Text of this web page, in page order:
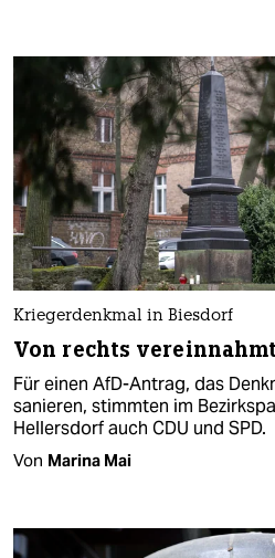
Kriegerdenkmal in Biesdorf
Von rechts vereinnahmt
Für einen AfD-Antrag, das
sanieren, stimmten im
Hellersdorf auch CDU und SPD.
Von Marina Mai